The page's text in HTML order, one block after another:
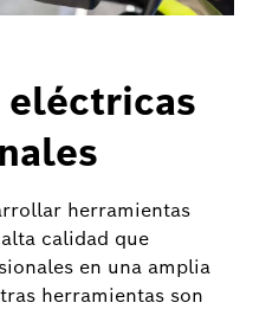
eléctricas
herramientas
calidad que
en una amplia
herramientas son